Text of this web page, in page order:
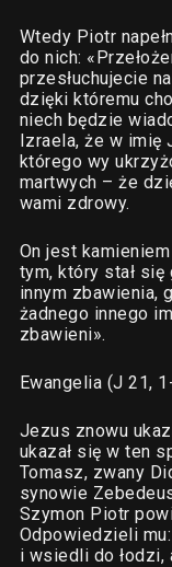
Wtedy Piotr
do nich:
przesłuchujecie
dzięki któremu
niech będzie
Izraela, że w imię
którego wy
martwych – że
wami zdrowy.
On jest
tym, który stał się
innym zbawienia,
żadnego innego
zbawieni».
Ewangelia (J 21,
Jezus znowu
ukazał się w ten
Tomasz, zwany
synowie
Szymon Piotr
Odpowiedzieli
i wsiedli do łodzi,